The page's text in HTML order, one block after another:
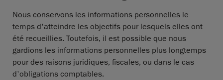
Nous conservons les informations personnelles le
temps d'atteindre les objectifs pour lesquels elles ont
été recueillies. Toutefois, il est possible que nous
gardions les informations personnelles plus longtemps
pour des raisons juridiques, fiscales, ou dans le cas
d'obligations comptables.